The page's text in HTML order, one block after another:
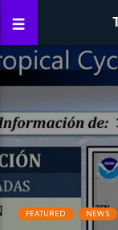
FEATURED NEWS